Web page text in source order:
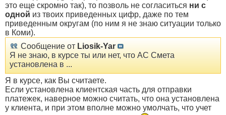
это еще скромно так), то позволь не согласиться ни с
одной из твоих приведенных цифр, даже по тем
приведенным округам (по ним я не знаю ситуации только
в Коми).
Сообщение от Liosik-Yar
Я не знаю, в курсе ты или нет, что АС Смета
установлена в ...
Я в курсе, как Вы считаете.
Если установлена клиентская часть для отправки
платежек, наверное можно считать, что она установлена
у клиента, и при этом вполне можно умолчать, что учет